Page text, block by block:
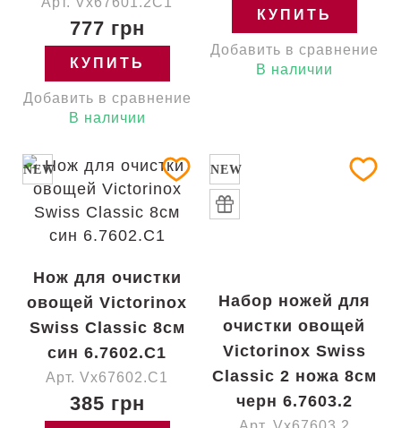
777 грн
КУПИТЬ
Добавить в сравнение
В наличии
КУПИТЬ
Добавить в сравнение
В наличии
NEW
Нож для очистки
овощей Victorinox
Swiss Classic 8см
син 6.7602.C1
Арт. Vx67602.C1
385 грн
NEW
Набор ножей для
очистки овощей
Victorinox Swiss
Classic 2 ножа 8см
черн 6.7603.2